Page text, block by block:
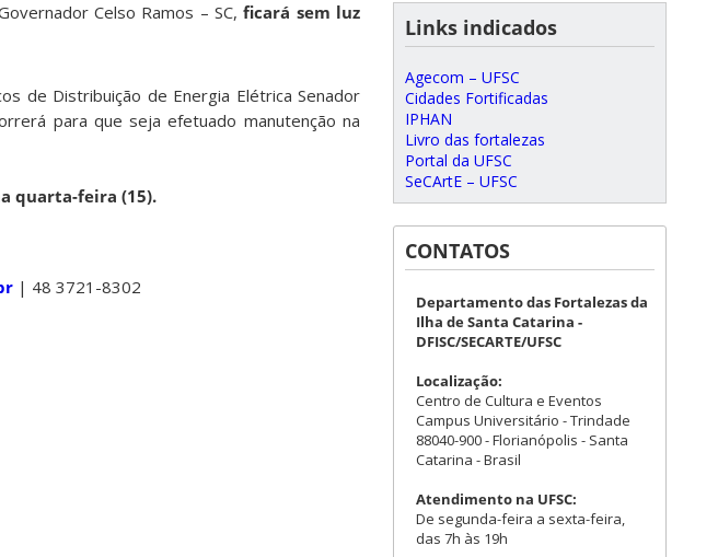
Celso Ramos – SC,ficará sem luz
de Distribuição de Energia Elétrica Senador
para que seja efetuado manutenção na
quarta-feira (15).
| 48 3721-8302
Links indicados
Agecom – UFSC
Cidades Fortificadas
IPHAN
Livro das fortalezas
Portal da UFSC
SeCArtE – UFSC
CONTATOS
Departamento das Fortalezas da
Ilha de Santa Catarina -
DFISC/SECARTE/UFSC
Localização:
Centro de Cultura e Eventos
Campus Universitário - Trindade
88040-900 - Florianópolis - Santa
Catarina - Brasil
Atendimento na UFSC:
De segunda-feira a sexta-feira,
das 7h às 19h